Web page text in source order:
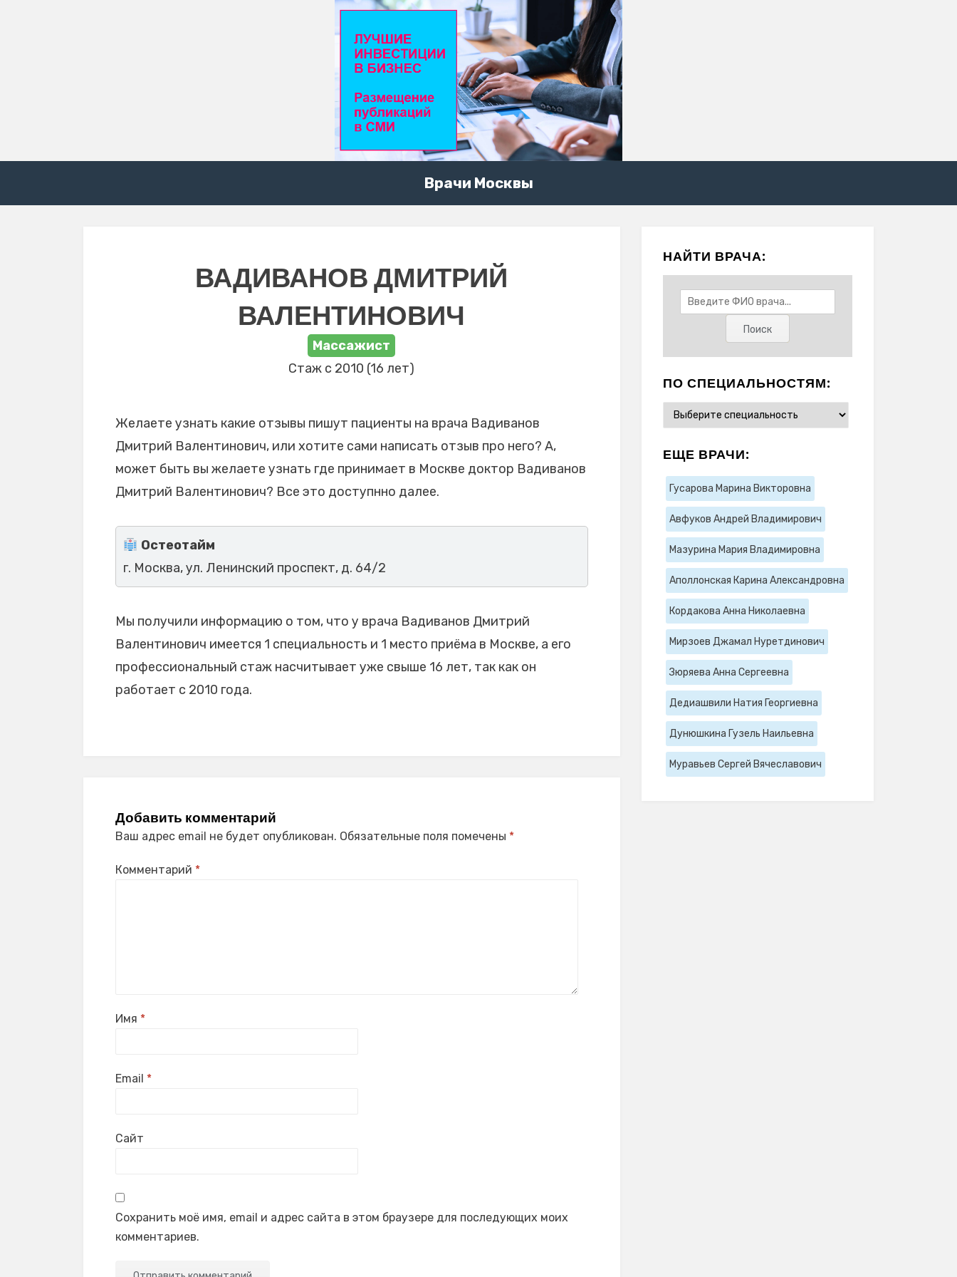
Врачи Москвы
ВАДИВАНОВ ДМИТРИЙ
ВАЛЕНТИНОВИЧ
Массажист
Стаж с 2010 (16 лет)
Желаете узнать какие отзывы пишут пациенты на врача Вадиванов
Дмитрий Валентинович, или хотите сами написать отзыв про него? А,
может быть вы желаете узнать где принимает в Москве доктор Вадиванов
Дмитрий Валентинович? Все это доступнно далее.
Остеотайм
г. Москва, ул. Ленинский проспект, д. 64/2
Мы получили информацию о том, что у врача Вадиванов Дмитрий
Валентинович имеется 1 специальность и 1 место приёма в Москве, а его
профессиональный стаж насчитывает уже свыше 16 лет, так как он
работает с 2010 года.
Добавить комментарий
Ваш адрес email не будет опубликован. Обязательные поля помечены *
Комментарий *
Имя *
Email *
Сайт
Сохранить моё имя, email и адрес сайта в этом браузере для последующих моих
комментариев.
НАЙТИ ВРАЧА:
ПО СПЕЦИАЛЬНОСТЯМ:
ЕЩЕ ВРАЧИ:
Гусарова Марина Викторовна
Авфуков Андрей Владимирович
Мазурина Мария Владимировна
Аполлонская Карина Александровна
Кордакова Анна Николаевна
Мирзоев Джамал Нуретдинович
Зюряева Анна Сергеевна
Дедиашвили Натия Георгиевна
Дунюшкина Гузель Наильевна
Муравьев Сергей Вячеславович